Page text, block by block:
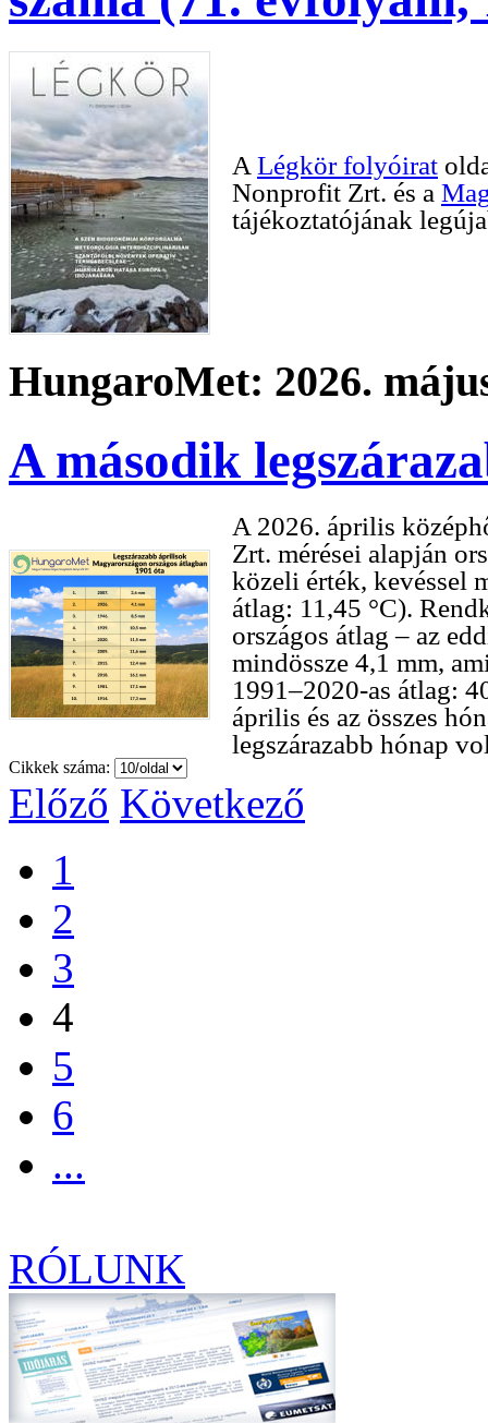
A Légkör folyóirat
Nonprofit Zrt. és a
tájékoztatójának
HungaroMet: 2026.
A második
A 2026. április
Zrt. mérései alapján
közeli érték, kevéssel
átlag: 11,45 °C).
országos átlag – az
mindössze 4,1 mm,
1991–2020-as átlag:
április és az összes
legszárazabb hónap
Cikkek száma:
Előző Következő
1
2
3
4
5
6
...
RÓLUNK